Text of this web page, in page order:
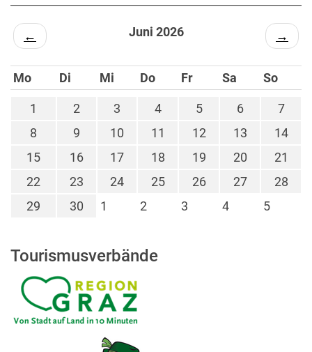
← Juni 2026 →
Mo Di Mi Do Fr Sa So
1 2 3 4 5 6
7
8
9 10 11 12 13
14
15
16 17 18 19 20
21
22
23 24 25 26 27
28
29
30 1 2 3 4 5
Tourismusverbände